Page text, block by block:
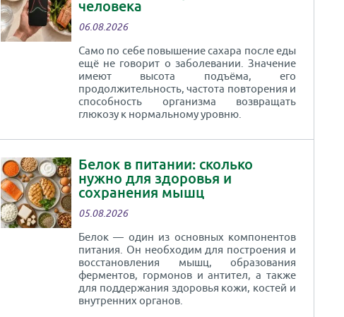
человека
06.08.2026
Само по себе повышение сахара после еды
ещё не говорит о заболевании. Значение
имеют высота подъёма, его
продолжительность, частота повторения и
способность организма возвращать
глюкозу к нормальному уровню.
Белок в питании: сколько
нужно для здоровья и
сохранения мышц
05.08.2026
Белок — один из основных компонентов
питания. Он необходим для построения и
восстановления мышц, образования
ферментов, гормонов и антител, а также
для поддержания здоровья кожи, костей и
внутренних органов.